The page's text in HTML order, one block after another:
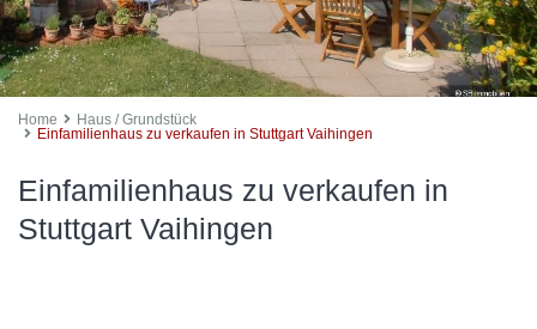
Home
Haus / Grundstück
Einfamilienhaus zu verkaufen in Stuttgart Vaihingen
Einfamilienhaus zu verkaufen in
Stuttgart Vaihingen